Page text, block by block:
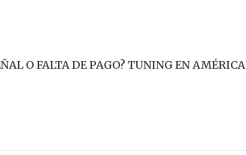
O FALTA DE PAGO? TUNING EN AMÉRICA